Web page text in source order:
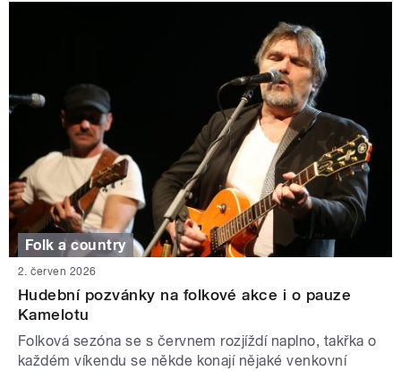
Folk a country
2. červen 2026
Hudební pozvánky na folkové akce i o pauze
Kamelotu
Folková sezóna se s červnem rozjíždí naplno, takřka o
každém víkendu se někde konají nějaké venkovní